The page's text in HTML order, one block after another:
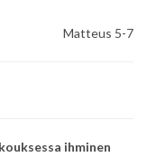
Matteus 5-7
ihminen